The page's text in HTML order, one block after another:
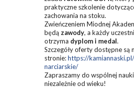
praktyczne szkolenie
zachowania na stoku.
Zwieńczeniem Miodnej
będą zawody, a każdy
otrzyma dyplom i medal.
Szczegóły oferty dostępne są
stronie:https://
narciarskie/
Zapraszamy do wspólnej
niezależnie od wieku!